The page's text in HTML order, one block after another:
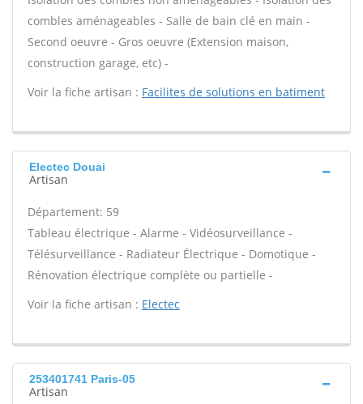
combles aménageables - Salle de bain clé en main -
Second oeuvre - Gros oeuvre (Extension maison,
construction garage, etc) -
Voir la fiche artisan : Facilites de solutions en batiment
Electec Douai
Artisan
Département: 59
Tableau électrique - Alarme - Vidéosurveillance -
Télésurveillance - Radiateur Électrique - Domotique -
Rénovation électrique complète ou partielle -
Voir la fiche artisan : Electec
253401741 Paris-05
Artisan